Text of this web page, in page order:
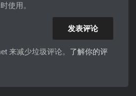
使用。
来减少垃圾评论。 了解你的评